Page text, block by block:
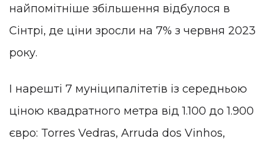
найпомітніше збільшення відбулося в
Сінтрі, де ціни зросли на 7% з червня 2023
року.
І нарешті 7 муніципалітетів із середньою
ціною квадратного метра від 1.100 до 1.900
євро: Torres Vedras, Arruda dos Vinhos,